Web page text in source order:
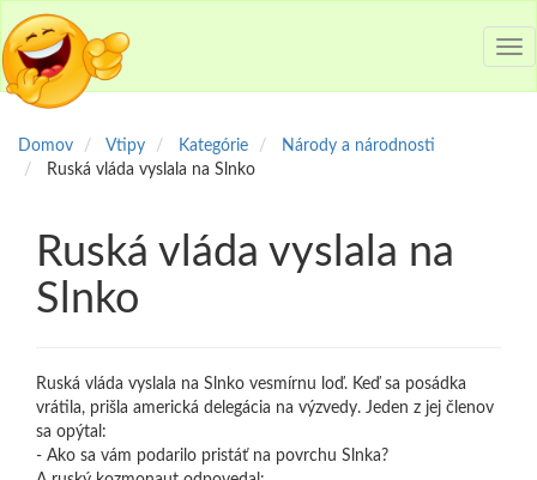
Domov Vtipy Kategórie
Národy a národnosti
Ruská vláda vyslala na Slnko
Ruská vláda vyslala na
Slnko
Ruská vláda vyslala na Slnko vesmírnu loď. Keď sa posádka
vrátila, prišla americká delegácia na výzvedy. Jeden z jej členov
sa opýtal:
- Ako sa vám podarilo pristáť na povrchu Slnka?